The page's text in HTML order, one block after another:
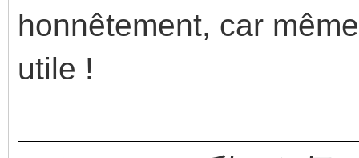
honnêtement, car
utile !